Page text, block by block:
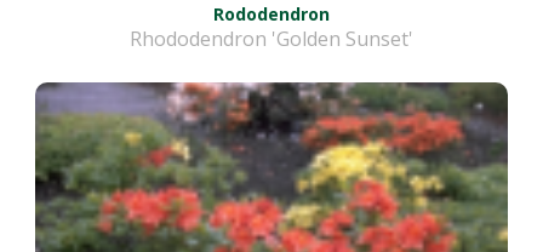
Rododendron
Rhododendron 'Golden Sunset'